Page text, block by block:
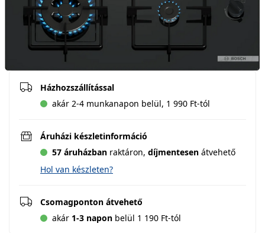
Házhozszállítással
akár 2-4 munkanapon belül, 1 990 Ft-tól
Áruházi készletinformáció
57 áruházban raktáron, díjmentesen átvehető
Hol van készleten?
Csomagponton átvehető
akár 1-3 napon belül 1 190 Ft-tól